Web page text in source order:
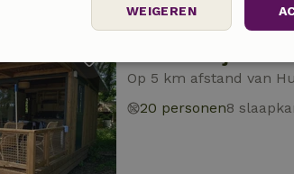
Op 5 km afstand van
20 personen8
WEIGEREN
Targeting Functioneel